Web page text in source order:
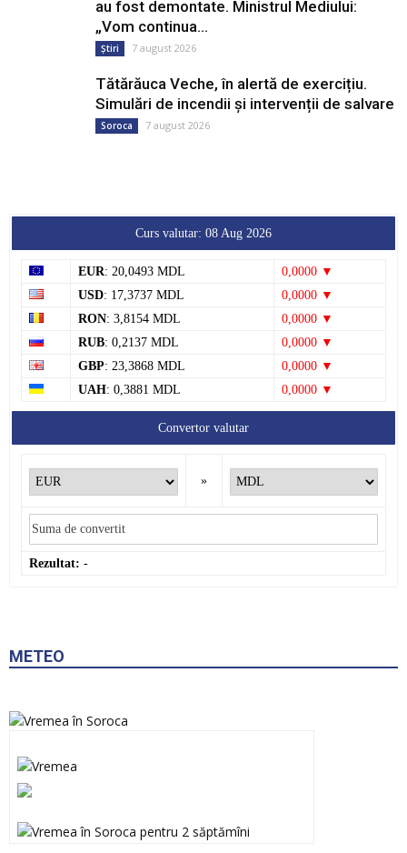
au fost demontate. Ministrul Mediului:
„Vom continua...
Știri 7 august 2026
Tătărăuca Veche, în alertă de exercițiu.
Simulări de incendii și intervenții de salvare
Soroca 7 august 2026
Curs valutar: 08 Aug 2026
EUR: 20,0493 MDL
0,0000 ▼
USD: 17,3737 MDL
0,0000 ▼
RON: 3,8154 MDL
0,0000 ▼
RUB: 0,2137 MDL
0,0000 ▼
GBP: 23,3868 MDL
0,0000 ▼
UAH: 0,3881 MDL 0,0000 ▼
Convertor valutar
»
Rezultat: -
METEO